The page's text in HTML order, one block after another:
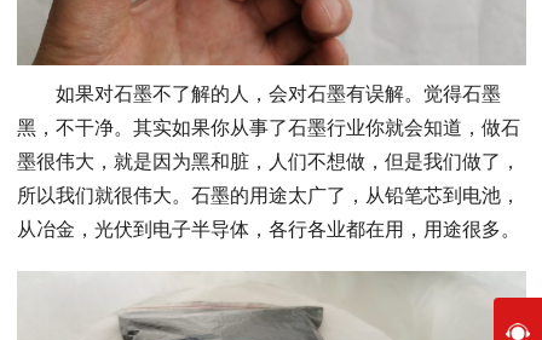
如果对石墨不了解的人，会对石墨有误解。觉得石墨
黑，不干净。其实如果你从事了石墨行业你就会知道，做石
墨很伟大，就是因为黑和脏，人们不想做，但是我们做了，
所以我们就很伟大。石墨的用途太广了，从铅笔芯到电池，
从冶金，光伏到电子半导体，各行各业都在用，用途很多。